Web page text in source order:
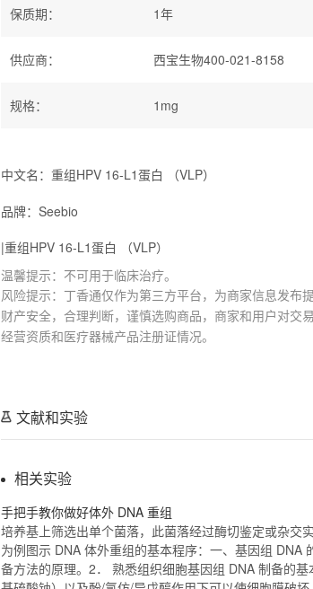
保质期： 1年
供应商： 西宝生物400-021-8158
规格： 1mg
中文名：重组HPV 16-L1蛋白 （VLP）
品牌：Seebio
|重组HPV 16-L1蛋白 （VLP）
温馨提示：不可用于临床治疗。
风险提示：丁香通仅作为第三方平台，为商家信息发布
财产安全，合理判断，谨慎选购商品，商家和用户对交
经营资质和医疗器械产品注册证情况。
文献和实验
相关实验
手把手教你做好体外 DNA 重组
培养基上筛选出单个菌落，此菌落经过酶切鉴定或杂交
为例图示 DNA 体外重组的基本程序：一、基因组 DNA
备方法的原理。2． 熟悉组织细胞基因组 DNA 制备的